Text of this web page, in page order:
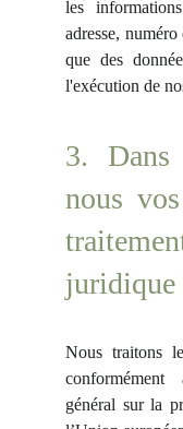
les
adresse,
que des
l'exécution de
3.
nous
juridique
Nous traitons
général sur la